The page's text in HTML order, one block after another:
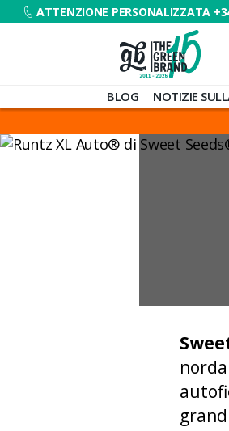
ATTENZIONE PERSONALIZZATA
de
Barato
BLOG NOTIZIE